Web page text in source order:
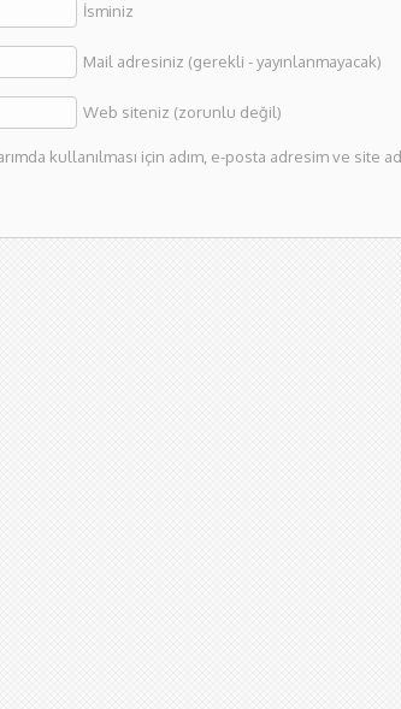
İsminiz
Mail adresiniz (gerekli - yayınlanmayacak)
Web siteniz (zorunlu değil)
kullanılması için adım, e-posta adresim ve site